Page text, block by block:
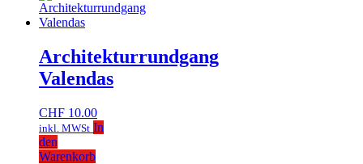
Architekturrundgang
Valendas
CHF 10.00
inkl. MWSt In
den
Warenkorb